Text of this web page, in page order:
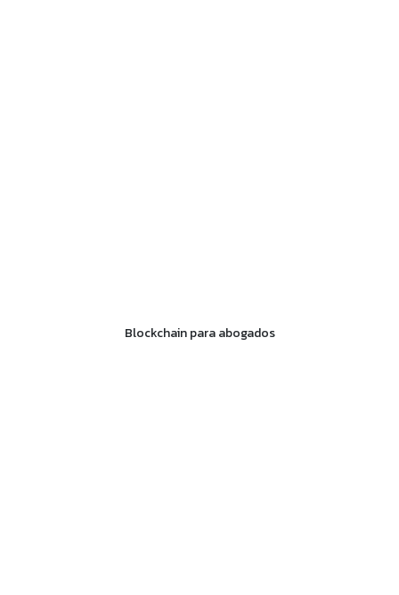
Blockchain para abogados